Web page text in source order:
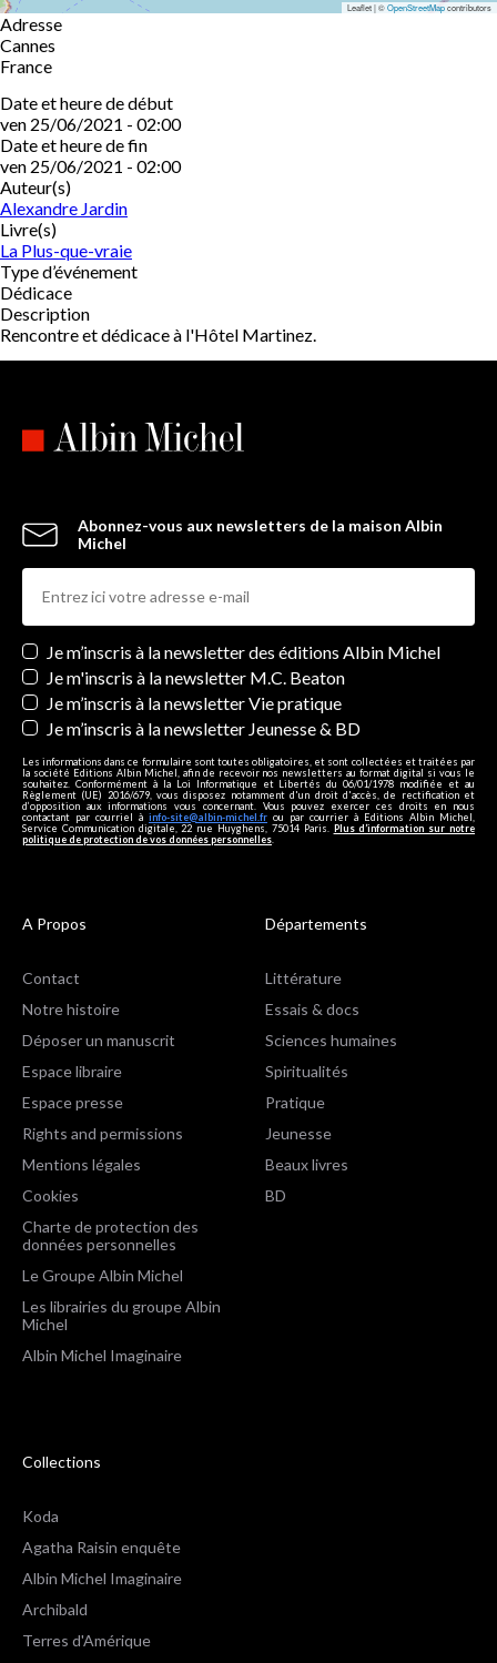
Leaflet | ©OpenStreetMapcontributors
Adresse
Cannes
France
Date et heure de début
ven 25/06/2021 - 02:00
Date et heure de fin
ven 25/06/2021 - 02:00
Auteur(s)
Alexandre Jardin
Livre(s)
La Plus-que-vraie
Type d’événement
Dédicace
Description
Rencontre et dédicace à l'Hôtel Martinez.
Abonnez-vous aux newsletters de la maison Albin
Michel
Newsletters
Je m’inscris à la newsletter des éditions Albin Michel
Je m'inscris à la newsletter M.C. Beaton
Je m’inscris à la newsletter Vie pratique
Je m’inscris à la newsletter Jeunesse & BD
Les informations dans ce formulaire sont toutes obligatoires, et sont collectées et traitées par
la société Editions Albin Michel, afin de recevoir nos newsletters au format digital si vous le
souhaitez. Conformément à la Loi Informatique et Libertés du 06/01/1978 modifiée et au
Règlement (UE) 2016/679, vous disposez notamment d'un droit d'accès, de rectification et
d’opposition aux informations vous concernant. Vous pouvez exercer ces droits en nous
contactant par courriel à info-site@albin-michel.fr ou par courrier à Editions Albin Michel,
Service Communication digitale, 22 rue Huyghens, 75014 Paris. Plus d’information sur notre
politique de protection de vos données personnelles
A Propos
Contact
Notre histoire
Déposer un manuscrit
Espace libraire
Espace presse
Rights and permissions
Mentions légales
Cookies
Charte de protection des
données personnelles
Le Groupe Albin Michel
Les librairies du groupe Albin
Michel
Albin Michel Imaginaire
Départements
Littérature
Essais & docs
Sciences humaines
Spiritualités
Pratique
Jeunesse
Beaux livres
BD
Collections
Koda
Agatha Raisin enquête
Albin Michel Imaginaire
Archibald
Terres d'Amérique